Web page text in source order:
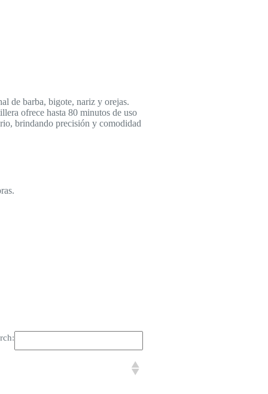
de barba, bigote, nariz y orejas.
ofrece hasta 80 minutos de uso
brindando precisión y comodidad